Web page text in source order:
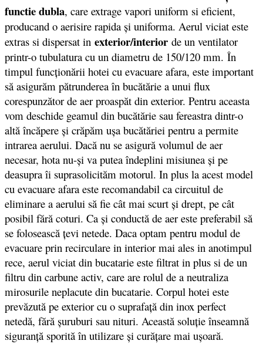
functie dubla, care extrage vapori uniform si eficient,
producand o aerisire rapida şi uniforma. Aerul viciat este
extras si dispersat in exterior/interior de un ventilator
printr-o tubulatura cu un diametru de 150/120 mm. În
timpul funcţionării hotei cu evacuare afara, este important
să asigurăm pătrunderea în bucătărie a unui flux
corespunzător de aer proaspăt din exterior. Pentru aceasta
vom deschide geamul din bucătărie sau fereastra dintr-o
altă încăpere şi crăpăm uşa bucătăriei pentru a permite
intrarea aerului. Dacă nu se asigură volumul de aer
necesar, hota nu-şi va putea îndeplini misiunea şi pe
deasupra îi suprasolicităm motorul. In plus la acest model
cu evacuare afara este recomandabil ca circuitul de
eliminare a aerului să fie cât mai scurt şi drept, pe cât
posibil fără coturi. Ca şi conductă de aer este preferabil să
se folosească ţevi netede. Daca optam pentru modul de
evacuare prin recirculare in interior mai ales in anotimpul
rece, aerul viciat din bucatarie este filtrat in plus si de un
filtru din carbune activ, care are rolul de a neutraliza
mirosurile neplacute din bucatarie. Corpul hotei este
prevăzută pe exterior cu o suprafaţă din inox perfect
netedă, fără şuruburi sau nituri. Această soluţie înseamnă
siguranţă sporită în utilizare şi curăţare mai uşoară.